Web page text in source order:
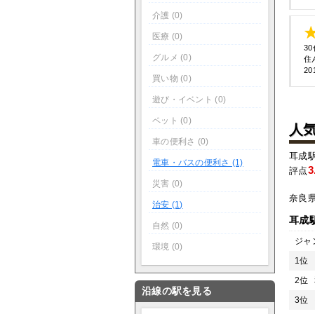
介護 (0)
医療 (0)
グルメ (0)
買い物 (0)
遊び・イベント (0)
ペット (0)
車の便利さ (0)
電車・バスの便利さ (1)
災害 (0)
治安 (1)
自然 (0)
環境 (0)
沿線の駅を見る
30
住
人
耳成
評点
奈良
耳成
ジャ
1位
2位
3位